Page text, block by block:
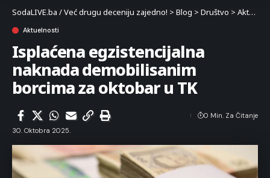
SodaLIVE.ba / Već drugu deceniju zajedno! > Blog > Društvo > Aktuelnosti
Aktuelnosti
Isplaćena egzistencijalna
naknada demobilisanim
borcima za oktobar u TK
30. Oktobra 2025.
0 Min. Za Čitanje